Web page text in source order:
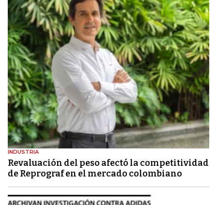
INDUSTRIA
Revaluación del peso afectó la competitividad
de Reprograf en el mercado colombiano